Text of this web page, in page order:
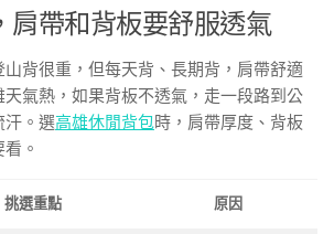
肩帶和背板要舒服透氣
山背很重，但每天背、長期背，肩帶舒適
氣熱，如果背板不透氣，走一段路到公
汗。選高雄休閒背包時，肩帶厚度、背板
。
挑選重點 原因